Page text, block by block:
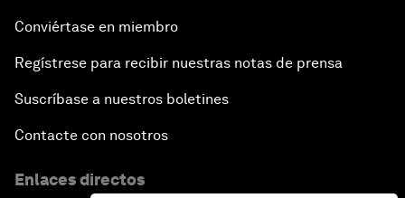
Conviértase en miembro
Regístrese para recibir nuestras notas de prensa
Suscríbase a nuestros boletines
Contacte con nosotros
Enlaces directos